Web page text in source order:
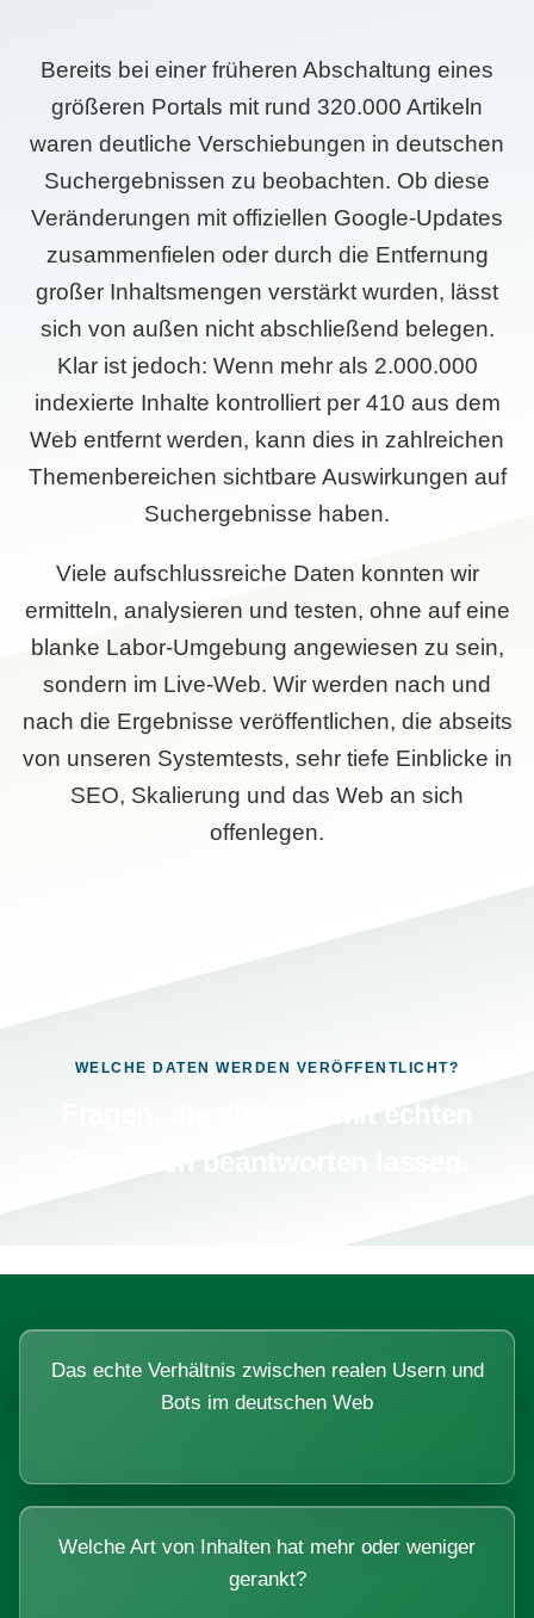
Bereits bei einer früheren Abschaltung eines
größeren Portals mit rund 320.000 Artikeln
waren deutliche Verschiebungen in deutschen
Suchergebnissen zu beobachten. Ob diese
Veränderungen mit offiziellen Google-Updates
zusammenfielen oder durch die Entfernung
großer Inhaltsmengen verstärkt wurden, lässt
sich von außen nicht abschließend belegen.
Klar ist jedoch: Wenn mehr als 2.000.000
indexierte Inhalte kontrolliert per 410 aus dem
Web entfernt werden, kann dies in zahlreichen
Themenbereichen sichtbare Auswirkungen auf
Suchergebnisse haben.
Viele aufschlussreiche Daten konnten wir
ermitteln, analysieren und testen, ohne auf eine
blanke Labor-Umgebung angewiesen zu sein,
sondern im Live-Web. Wir werden nach und
nach die Ergebnisse veröffentlichen, die abseits
von unseren Systemtests, sehr tiefe Einblicke in
SEO, Skalierung und das Web an sich
offenlegen.
WELCHE DATEN WERDEN VERÖFFENTLICHT?
Das echte Verhältnis zwischen realen Usern und
Bots im deutschen Web
Welche Art von Inhalten hat mehr oder weniger
gerankt?